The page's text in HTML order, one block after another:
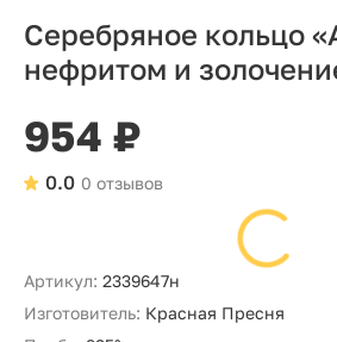
Серебряное кольцо
нефритом и
954 ₽
0 отзывов
0.0
Артикул: 2339647н
Изготовитель: Красная Пресня